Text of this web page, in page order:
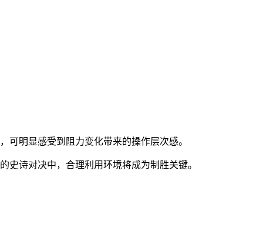
明显感受到阻力变化带来的操作层次感。
诗对决中，合理利用环境将成为制胜关键。